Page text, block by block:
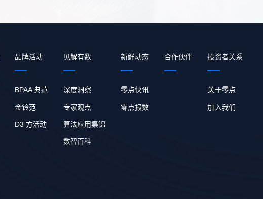
品牌活动
BPAA 典范
金铃范
D3 方活动
见解有数
深度洞察
专家观点
算法应用集锦
数智百科
新鲜动态
零点快讯
零点报数
合作伙伴 投资者关系
关于零点
加入我们